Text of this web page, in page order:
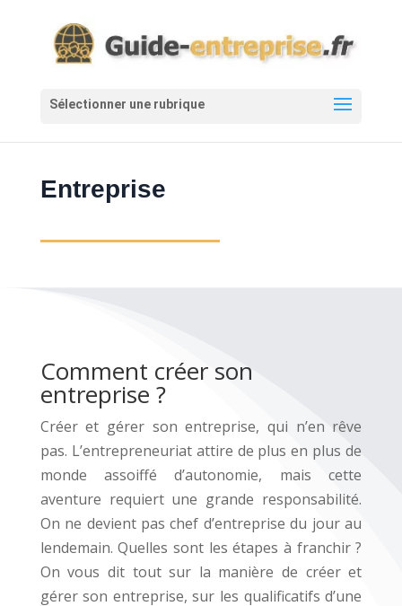
Entreprise
Comment créer son
entreprise ?
Créer et gérer son entreprise, qui n’en rêve
pas. L’entrepreneuriat attire de plus en plus de
monde assoiffé d’autonomie, mais cette
aventure requiert une grande responsabilité.
On ne devient pas chef d’entreprise du jour au
lendemain. Quelles sont les étapes à franchir ?
On vous dit tout sur la manière de créer et
gérer son entreprise, sur les qualificatifs d’une